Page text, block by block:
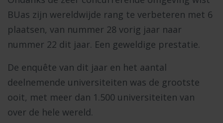
BUas zijn wereldwijde rang te verbeteren met 6
plaatsen, van nummer 28 vorig jaar naar
nummer 22 dit jaar. Een geweldige prestatie.
De enquête van dit jaar en het aantal
deelnemende universiteiten was de grootste
ooit, met meer dan 1.500 universiteiten van
over de hele wereld.